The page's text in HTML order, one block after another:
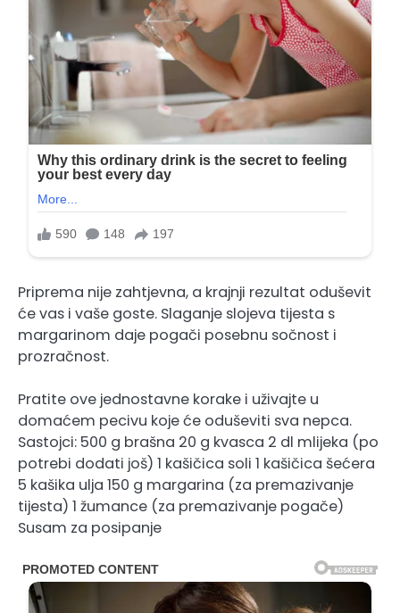
Priprema nije zahtjevna, a krajnji rezultat oduševit
će vas i vaše goste. Slaganje slojeva tijesta s
margarinom daje pogači posebnu sočnost i
prozračnost.
Pratite ove jednostavne korake i uživajte u
domaćem pecivu koje će oduševiti sva nepca.
Sastojci: 500 g brašna 20 g kvasca 2 dl mlijeka (po
potrebi dodati još) 1 kašičica soli 1 kašičica šećera
5 kašika ulja 150 g margarina (za premazivanje
tijesta) 1 žumance (za premazivanje pogače)
Susam za posipanje